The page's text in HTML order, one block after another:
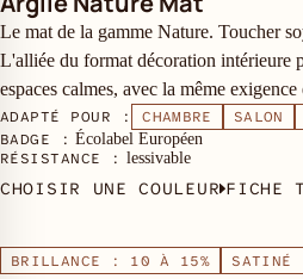
Le mat de la gamme Nature. Toucher
L'alliée du format décoration intérieure
espaces calmes, avec la même
ADAPTÉ POUR : CHAMBRE SALON
BADGE : Écolabel Européen
RÉSISTANCE : lessivable
CHOISIR UNE COULEUR FICHE
BRILLANCE : 10 À 15% SATINÉ